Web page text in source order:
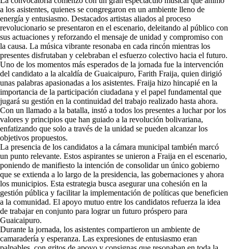
a los asistentes, quienes se congregaron en un ambiente lleno de
energía y entusiasmo. Destacados artistas aliados al proceso
revolucionario se presentaron en el escenario, deleitando al público con
sus actuaciones y reforzando el mensaje de unidad y compromiso con
la causa. La música vibrante resonaba en cada rincón mientras los
presentes disfrutaban y celebraban el esfuerzo colectivo hacia el futuro.
Uno de los momentos más esperados de la jornada fue la intervención
del candidato a la alcaldía de Guaicaipuro, Farith Fraija, quien dirigió
unas palabras apasionadas a los asistentes. Fraija hizo hincapié en la
importancia de la participación ciudadana y el papel fundamental que
jugará su gestión en la continuidad del trabajo realizado hasta ahora.
Con un llamado a la batalla, instó a todos los presentes a luchar por los
valores y principios que han guiado a la revolución bolivariana,
enfatizando que solo a través de la unidad se pueden alcanzar los
objetivos propuestos.
La presencia de los candidatos a la cámara municipal también marcó
un punto relevante. Estos aspirantes se unieron a Fraija en el escenario,
poniendo de manifiesto la intención de consolidar un único gobierno
que se extienda a lo largo de la presidencia, las gobernaciones y ahora
los municipios. Esta estrategia busca asegurar una cohesión en la
gestión pública y facilitar la implementación de políticas que beneficien
a la comunidad. El apoyo mutuo entre los candidatos refuerza la idea
de trabajar en conjunto para lograr un futuro próspero para
Guaicaipuro.
Durante la jornada, los asistentes compartieron un ambiente de
camaradería y esperanza. Las expresiones de entusiasmo eran